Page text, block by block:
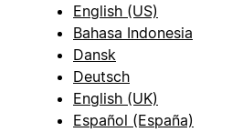
English (US)
Bahasa Indonesia
Dansk
Deutsch
English (UK)
Español (España)